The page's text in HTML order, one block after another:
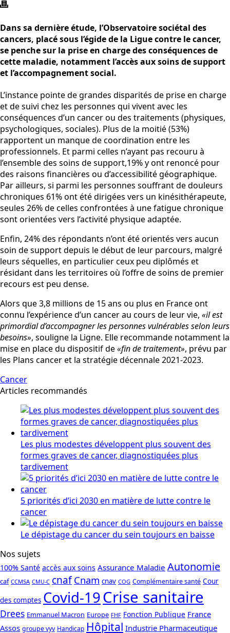
Dans sa dernière étude, l’Observatoire sociétal des
cancers, placé sous l’égide de la Ligue contre le cancer,
se penche sur la prise en charge des conséquences de
cette maladie, notamment l’accès aux soins de support
et l’accompagnement social.
L’instance pointe de grandes disparités de prise en charge
et de suivi chez les personnes qui vivent avec les
conséquences d’un cancer ou des traitements (physiques,
psychologiques, sociales). Plus de la moitié (53%)
rapportent un manque de coordination entre les
professionnels. Et parmi celles n’ayant pas recouru à
l’ensemble des soins de support,19% y ont renoncé pour
des raisons financières ou d’accessibilité géographique.
Par ailleurs, si parmi les personnes souffrant de douleurs
chroniques 61% ont été dirigées vers un kinésithérapeute,
seules 26% de celles confrontées à une fatigue chronique
sont orientées vers l’activité physique adaptée.
Enfin, 24% des répondants n’ont été orientés vers aucun
soin de support depuis le début de leur parcours, malgré
leurs séquelles, en particulier ceux peu diplômés et
résidant dans les territoires où l’offre de soins de premier
recours est peu dense.
Alors que 3,8 millions de 15 ans ou plus en France ont
connu l’expérience d’un cancer au cours de leur vie, «il est
primordial d’accompagner les personnes vulnérables selon leurs
besoins», souligne la Ligne. Elle recommande notamment la
mise en place du dispositif de«fin de traitement», prévu par
les Plans cancer et la stratégie décennale 2021-2023.
Cancer
Articles recommandés
Les plus modestes développent plus souvent des
formes graves de cancer, diagnostiquées plus
tardivement
5 priorités d’ici 2030 en matière de lutte contre le
cancer
Le dépistage du cancer du sein toujours en baisse
Nos sujets
100% Santé accès aux soins Assurance Maladie Autonomie
caf CCMSA CMU-C cnaf Cnam cnav COG Complémentaire santé Cour
des comptes Covid-19Crise sanitaire
Drees Emmanuel Macron Europe FHF Fonction Publique France
Assos groupe vyv Handicap Hôpital Industrie Pharmaceutique